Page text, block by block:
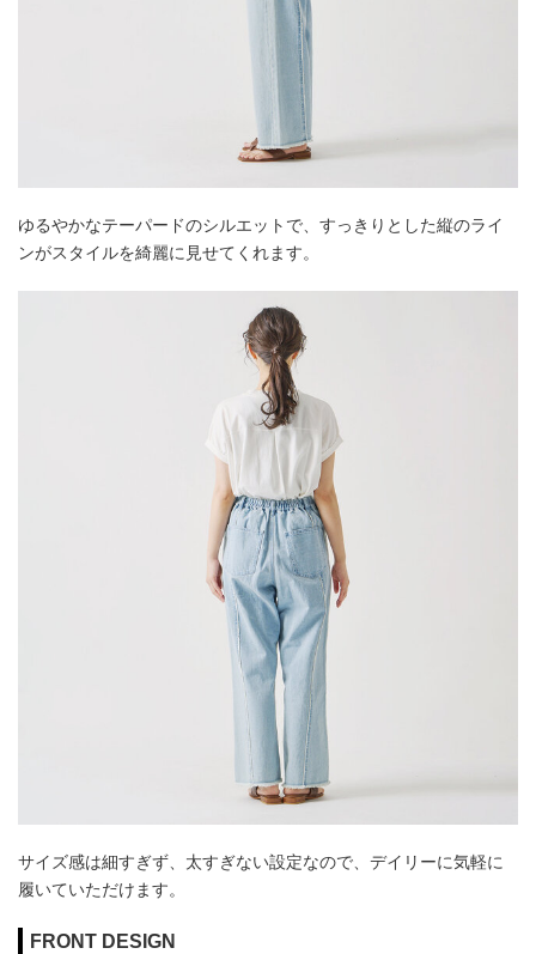
ゆるやかなテーパードのシルエットで、すっきりとした縦のライ
ンがスタイルを綺麗に見せてくれます。
サイズ感は細すぎず、太すぎない設定なので、デイリーに気軽に
履いていただけます。
FRONT DESIGN